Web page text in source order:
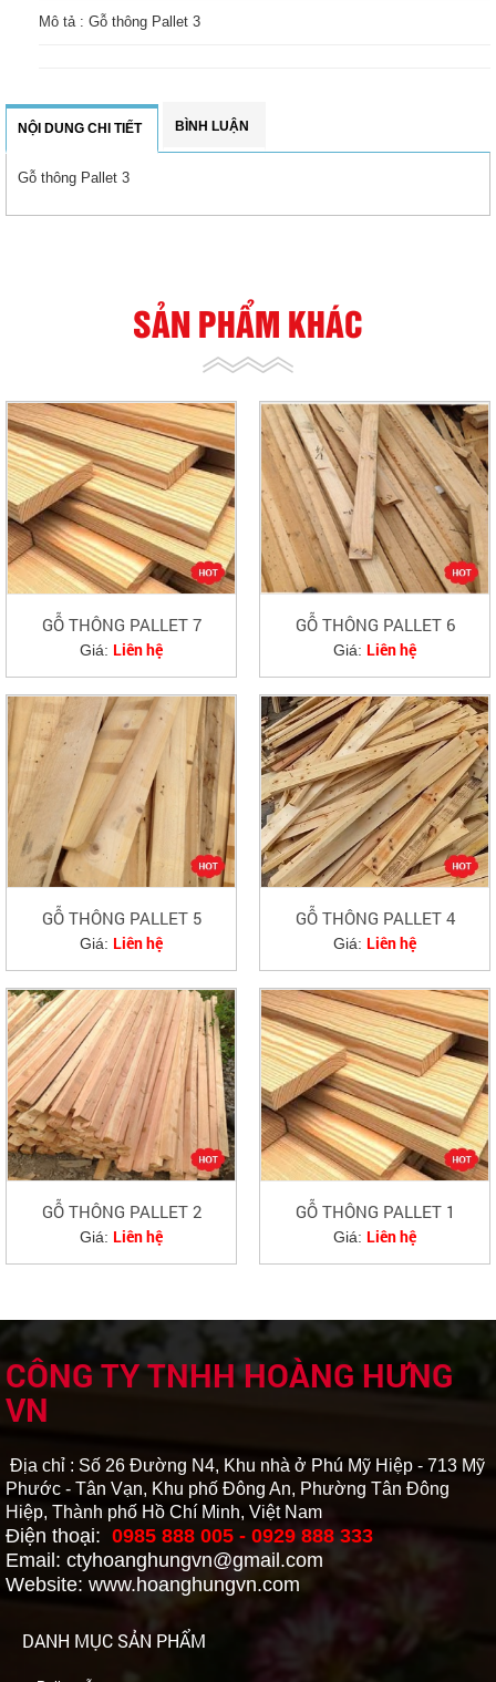
Mô tả : Gỗ thông Pallet 3
NỘI DUNG CHI TIẾT BÌNH LUẬN
Gỗ thông Pallet 3
SẢN PHẨM KHÁC
GỖ THÔNG PALLET 7
Giá: Liên hệ
GỖ THÔNG PALLET 6
Giá: Liên hệ
GỖ THÔNG PALLET 5
Giá: Liên hệ
GỖ THÔNG PALLET 4
Giá: Liên hệ
GỖ THÔNG PALLET 2
Giá: Liên hệ
GỖ THÔNG PALLET 1
Giá: Liên hệ
CÔNG TY TNHH HOÀNG HƯNG
VN
Địa chỉ : Số 26 Đường N4, Khu nhà ở Phú Mỹ Hiệp - 713 Mỹ
Phước - Tân Vạn, Khu phố Đông An, Phường Tân Đông
Hiệp, Thành phố Hồ Chí Minh, Việt Nam
Điện thoại: 0985 888 005 - 0929 888 333
Email: ctyhoanghungvn@gmail.com
Website: www.hoanghungvn.com
DANH MỤC SẢN PHẨM